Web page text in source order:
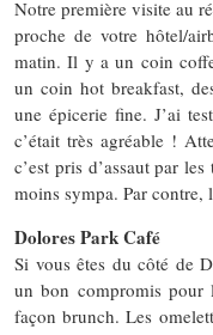
Notre première visite au
proche de votre hôtel/
matin. Il y a un coin
un coin hot breakfast,
une épicerie fine. J’ai
c’était très agréable !
c’est pris d’assaut par
moins sympa. Par contre,
Dolores Park Café
Si vous êtes du côté de
un bon compromis pour
façon brunch. Les